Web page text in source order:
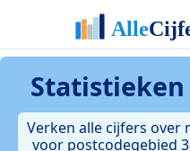
Statistieken
Verken alle cijfers over
voor postcodegebied